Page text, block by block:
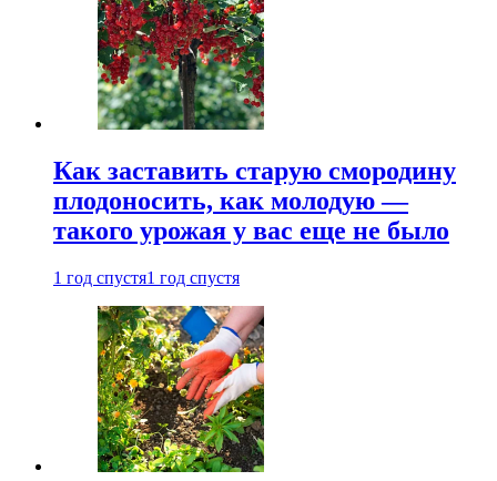
Как заставить старую смородину
плодоносить, как молодую —
такого урожая у вас еще не было
1 год спустя1 год спустя